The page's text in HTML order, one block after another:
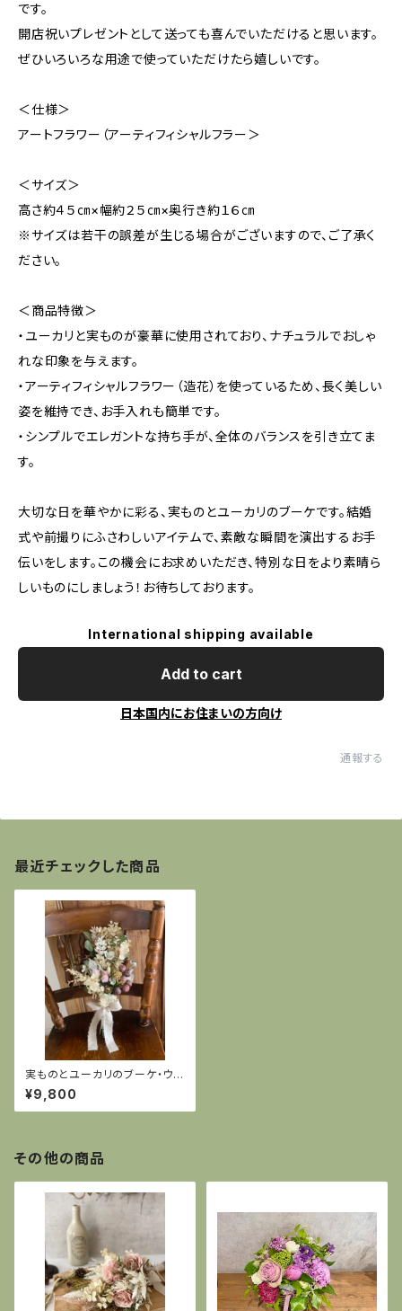
です。
開店祝いプレゼントとして送っても喜んでいただけると思います。
ぜひいろいろな用途で使っていただけたら嬉しいです。
＜仕様＞
アートフラワー（アーティフィシャルフラー＞
＜サイズ＞
高さ約４５㎝×幅約２５㎝×奥行き約１６㎝
※サイズは若干の誤差が生じる場合がございますので、ご了承く
ださい。
＜商品特徴＞
・ユーカリと実ものが豪華に使用されており、ナチュラルでおしゃ
れな印象を与えます。
・アーティフィシャルフラワー（造花）を使っているため、長く美しい
姿を維持でき、お手入れも簡単です。
・シンプルでエレガントな持ち手が、全体のバランスを引き立てま
す。
大切な日を華やかに彩る、実ものとユーカリのブーケです。結婚
式や前撮りにふさわしいアイテムで、素敵な瞬間を演出するお手
伝いをします。この機会にお求めいただき、特別な日をより素晴ら
しいものにしましょう！お待ちしております。
International shipping available
Add to cart
日本国内にお住まいの方向け
通報する
最近チェックした商品
実ものとユーカリのブーケ・ウェ
ディングブーケ・結婚式・前撮り
¥9,800
その他の商品